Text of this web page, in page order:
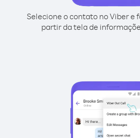
Selecione o contato no Viber e
partir da tela de